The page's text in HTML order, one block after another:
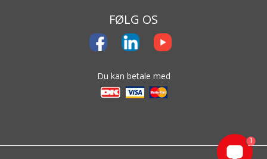
FØLG OS
Du kan betale med
1